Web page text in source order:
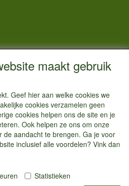
maakt gebruik
Geef hier aan welke cookies we
cookies verzamelen geen
cookies helpen ons de site en je
Ook helpen ze ons om onze
de aandacht te brengen. Ga je voor
inclusief alle voordelen? Vink dan
Statistieken